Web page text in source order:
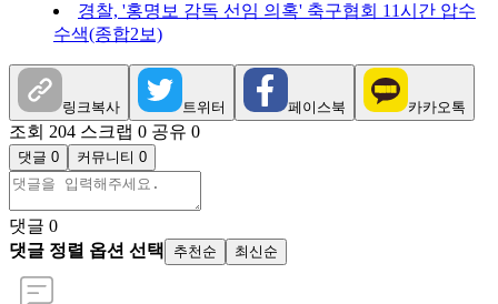
경찰, '홍명보 감독 선임 의혹' 축구협회 11시간 압수
수색(종합2보)
링크복사 트위터 페이스북 카카오톡
조회 204 스크랩 0 공유 0
댓글 0 커뮤니티 0
댓글 0
댓글 정렬 옵션 선택
추천순 최신순